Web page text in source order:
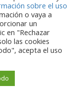
Sin
del autor o autores y
la Unión Europea ni
sobre el uso
o vaya a
un
en "Rechazar
las cookies
acepta el uso